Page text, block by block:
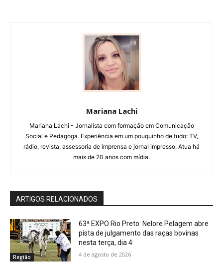
Mariana Lachi
Mariana Lachi - Jornalista com formação em Comunicação
Social e Pedagoga. Experiência em um pouquinho de tudo: TV,
rádio, revista, assessoria de imprensa e jornal impresso. Atua há
mais de 20 anos com mídia.
ARTIGOS RELACIONADOS
Região
63ª EXPO Rio Preto: Nelore Pelagem abre
pista de julgamento das raças bovinas
nesta terça, dia 4
4 de agosto de 2026